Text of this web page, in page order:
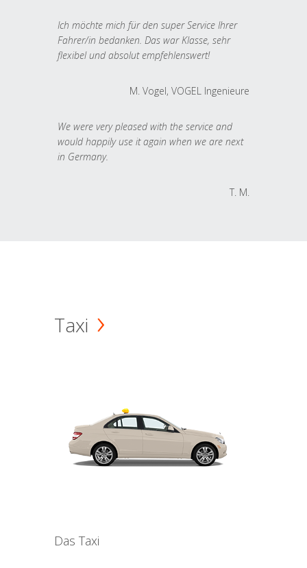
Ich möchte mich für den super Service Ihrer
Fahrer/in bedanken. Das war Klasse, sehr
flexibel und absolut empfehlenswert!
M. Vogel, VOGEL Ingenieure
We were very pleased with the service and
would happily use it again when we are next
in Germany.
T. M.
Taxi
Das Taxi